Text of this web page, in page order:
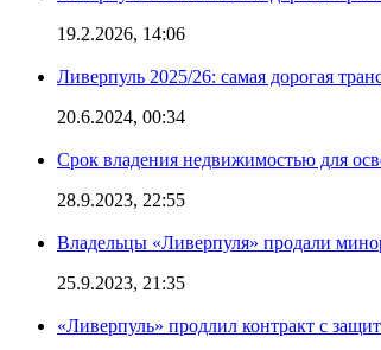
19.2.2026, 14:06
Ливерпуль 2025/26: самая дорогая
20.6.2024, 00:34
Срок владения недвижимостью для
28.9.2023, 22:55
Владельцы «Ливерпуля» продали
25.9.2023, 21:35
«Ливерпуль» продлил контракт с